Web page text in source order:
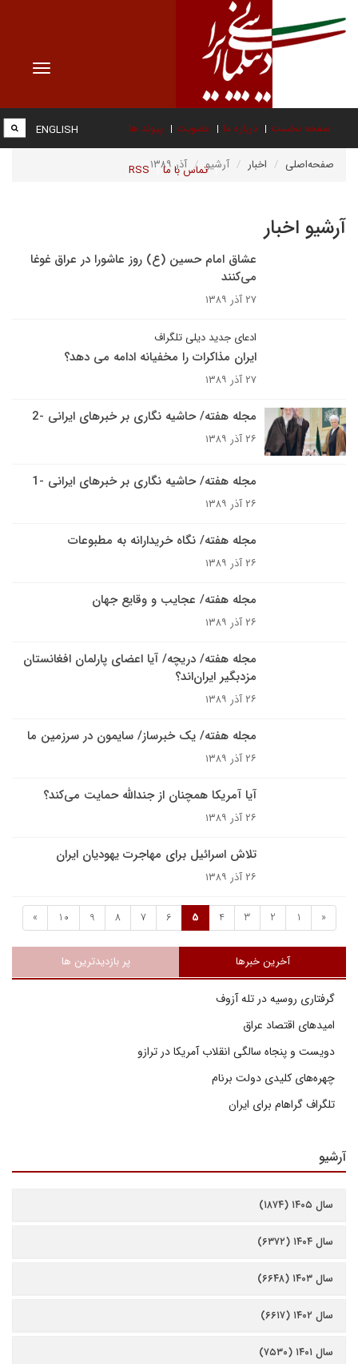
Toggle
صفحه نخست درباره ما عضویت پیوند ها
تماس با ما RSS
ENGLISH
صفحه‌اصلی اخبار آرشیو آذر ۱۳۸۹
آرشیو اخبار
عشاق امام حسین (ع) روز عاشورا در عراق غوغا
می‌کنند
۲۷ آذر ۱۳۸۹
ادعای جدید دیلی تلگراف
ایران مذاکرات را مخفیانه ادامه می دهد؟
۲۷ آذر ۱۳۸۹
مجله هفته/ حاشيه نگارى بر خبرهاى ايرانى -2
۲۶ آذر ۱۳۸۹
مجله هفته/ حاشيه نگارى بر خبرهاى ايرانى -1
۲۶ آذر ۱۳۸۹
مجله هفته/ نگاه خريدارانه به مطبوعات
۲۶ آذر ۱۳۸۹
مجله هفته/ عجايب و وقايع جهان
۲۶ آذر ۱۳۸۹
مجله هفته/ دريچه/ آيا اعضاى پارلمان افغانستان
مزد‌بگیر ایران‌اند؟
۲۶ آذر ۱۳۸۹
مجله هفته/ يک خبرساز/ سايمون در سرزمين ما
۲۶ آذر ۱۳۸۹
آيا آمريکا همچنان از جندالله حمايت مى‌کند؟
۲۶ آذر ۱۳۸۹
تلاش اسرائيل براى مهاجرت يهوديان ايران
۲۶ آذر ۱۳۸۹
«
1
2
3
4
5
6
7
8
9
10
»
آخرین خبرها پر بازدیدترین ها
گرفتاری روسیه در تله آزوف
امیدهای اقتصاد عراق
دویست و پنجاه سالگی انقلاب آمریکا در ترازو
چهره‌های کلیدی دولت برنام
تلگراف گراهام برای ایران
آرشیو
سال ۱۴۰۵ (۱۸۷۴)
سال ۱۴۰۴ (۶۳۷۲)
سال ۱۴۰۳ (۶۶۴۸)
سال ۱۴۰۲ (۶۶۱۷)
سال ۱۴۰۱ (۷۵۳۰)